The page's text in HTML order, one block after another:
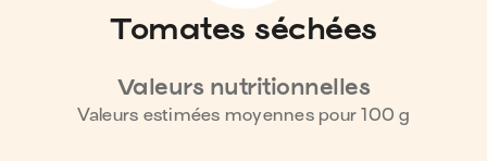
Tomates séchées
Valeurs nutritionnelles
Valeurs estimées moyennes pour 100 g